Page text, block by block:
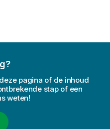
pagina of de inhoud
stap of een
weten!